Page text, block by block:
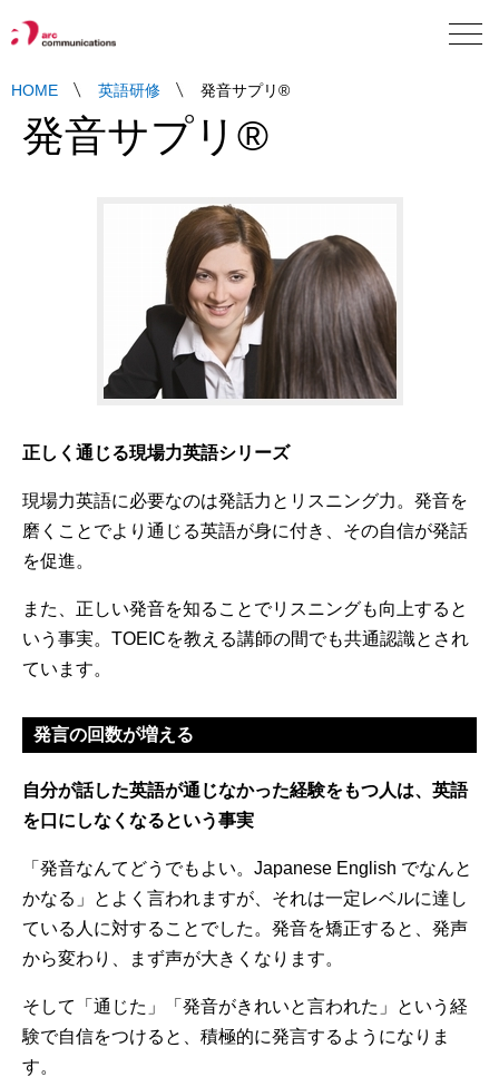
HOME 英語研修 発音サプリ®
発音サプリ®
正しく通じる現場力英語シリーズ
現場力英語に必要なのは発話力とリスニング力。発音を
磨くことでより通じる英語が身に付き、その自信が発話
を促進。
また、正しい発音を知ることでリスニングも向上すると
いう事実。TOEICを教える講師の間でも共通認識とされ
ています。
発言の回数が増える
自分が話した英語が通じなかった経験をもつ人は、英語
を口にしなくなるという事実
「発音なんてどうでもよい。Japanese English でなんと
かなる」とよく言われますが、それは一定レベルに達し
ている人に対することでした。発音を矯正すると、発声
から変わり、まず声が大きくなります。
そして「通じた」「発音がきれいと言われた」という経
験で自信をつけると、積極的に発言するようになりま
す。
Language